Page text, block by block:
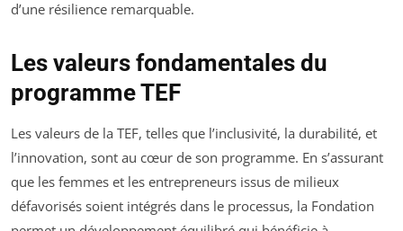
d’une résilience remarquable.
Les valeurs fondamentales du
programme TEF
Les valeurs de la TEF, telles que l’inclusivité, la durabilité, et
l’innovation, sont au cœur de son programme. En s’assurant
que les femmes et les entrepreneurs issus de milieux
défavorisés soient intégrés dans le processus, la Fondation